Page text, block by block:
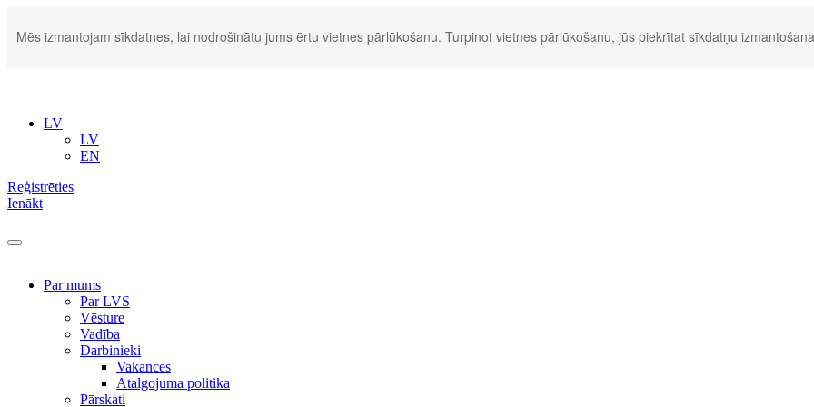
Mēs izmantojam sīkdatnes, lai nodrošinātu jums ērtu vietnes pārlūkošanu. Turpinot vietnes pārlūkošanu, jūs piekrītat sīkdatņu
LV
LV
EN
Reģistrēties
Ienākt
Par mums
Par LVS
Vēsture
Vadība
Darbinieki
Vakances
Atalgojuma politika
Pārskati